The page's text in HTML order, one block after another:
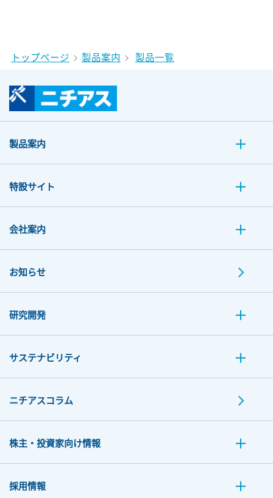
トップページ 製品案内 製品一覧
製品案内
特設サイト
会社案内
お知らせ
研究開発
サステナビリティ
ニチアスコラム
株主・投資家向け情報
採用情報